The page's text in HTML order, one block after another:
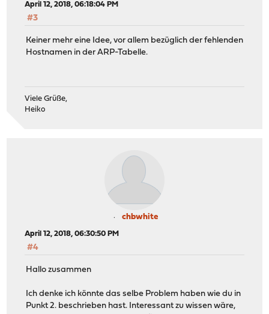
April 12, 2018, 06:18:04 PM
#3
Keiner mehr eine Idee, vor allem bezüglich der fehlenden
Hostnamen in der ARP-Tabelle.
Viele Grüße,
Heiko
chbwhite
April 12, 2018, 06:30:50 PM
#4
Hallo zusammen
Ich denke ich könnte das selbe Problem haben wie du in
Punkt 2. beschrieben hast. Interessant zu wissen wäre,